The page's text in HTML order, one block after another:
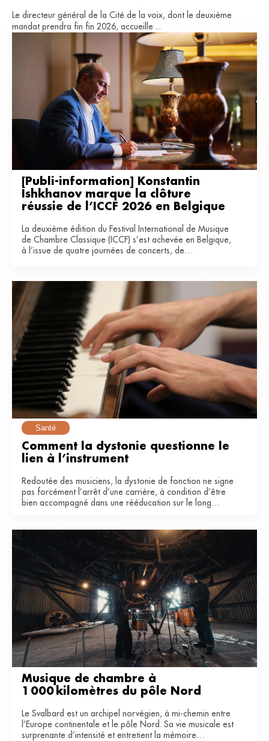
Le directeur général de la Cité de la voix, dont le deuxième
mandat prendra fin fin 2026, accueille ...
[Publi-information] Konstantin
Ishkhanov marque la clôture
réussie de l’ICCF 2026 en Belgique
La deuxième édition du Festival International de Musique
de Chambre Classique (ICCF) s’est achevée en Belgique,
à l’issue de quatre journées de concerts, de
Santé
Comment la dystonie questionne le
lien à l’instrument
Redoutée des musiciens, la dystonie de fonction ne signe
pas forcément l’arrêt d’une carrière, à condition d’être
bien accompagné dans une rééducation sur le long
Musique de chambre à
1 000 kilomètres du pôle Nord
Le Svalbard est un archipel norvégien, à mi-chemin entre
l’Europe continentale et le pôle Nord. Sa vie musicale est
surprenante d’intensité et entretient la mémoire